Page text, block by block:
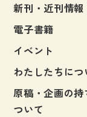
正誤表
その他の
わたした
読解
発音・聴解
作文
会話
語彙・表現
新刊・近刊情報
電子書籍
イベント
わたしたちにつ
原稿・企画の持
ついて